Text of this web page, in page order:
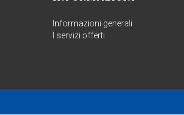
Informazioni generali
I servizi offerti